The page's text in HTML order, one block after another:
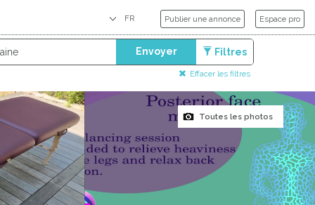
Publier une annonce Espace pro
Envoyer Filtres
Effacer les filtres
Toutes les photos